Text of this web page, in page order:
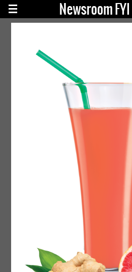
Newsroom